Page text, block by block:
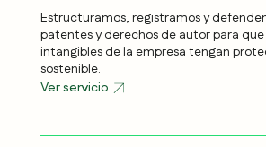
Estructuramos, registramos y
patentes y derechos de autor para
intangibles de la empresa tengan
sostenible.
Ver servicio